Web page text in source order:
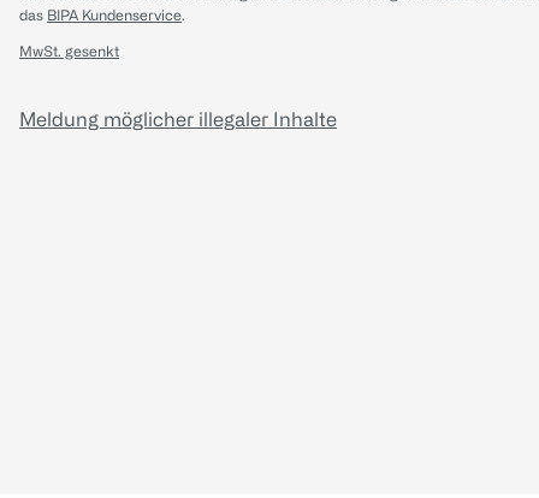
das BIPA Kundenservice.
MwSt. gesenkt
Meldung möglicher illegaler Inhalte